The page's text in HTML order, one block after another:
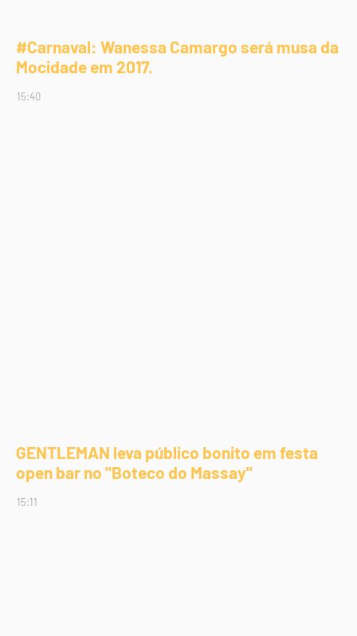
#Carnaval: Wanessa Camargo será musa da
Mocidade em 2017.
15:40
GENTLEMAN leva público bonito em festa
open bar no "Boteco do Massay"
15:11